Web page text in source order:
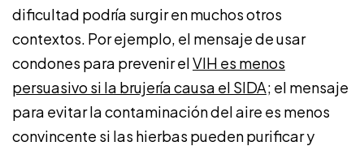
dificultad podría surgir en muchos otros
contextos. Por ejemplo, el mensaje de usar
condones para prevenir elVIH es menos
persuasivo si la brujería causa el SIDA; el mensaje
para evitar la contaminación del aire es menos
convincente si las hierbas pueden purificar y